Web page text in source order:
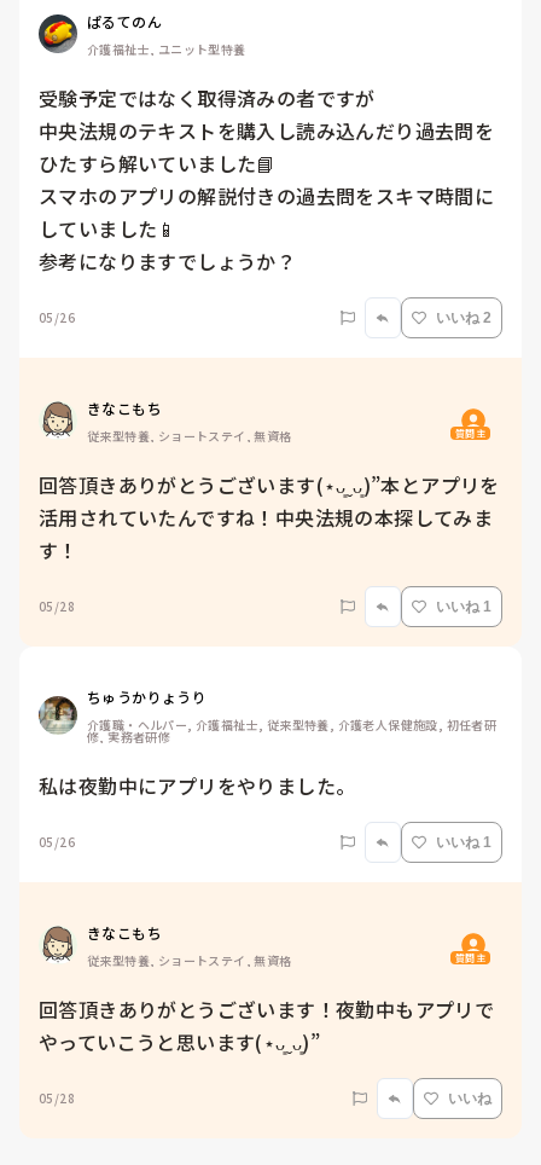
ぱるてのん
介護福祉士, ユニット型特養
受験予定ではなく取得済みの者ですが
中央法規のテキストを購入し読み込んだり過去問を
ひたすら解いていました📘
スマホのアプリの解説付きの過去問をスキマ時間に
していました📱
参考になりますでしょうか？
05/26 いいね 2
きなこもち
従来型特養, ショートステイ, 無資格 質問主
回答頂きありがとうございます(⋆ᴗ͈ˬᴗ͈)”本とアプリを
活用されていたんですね！中央法規の本探してみま
す！
05/28 いいね 1
ちゅうかりょうり
介護職・ヘルパー, 介護福祉士, 従来型特養, 介護老人保健施設, 初任者研
修, 実務者研修
私は夜勤中にアプリをやりました。
05/26 いいね 1
きなこもち
従来型特養, ショートステイ, 無資格 質問主
回答頂きありがとうございます！夜勤中もアプリで
やっていこうと思います(⋆ᴗ͈ˬᴗ͈)”
05/28 いいね